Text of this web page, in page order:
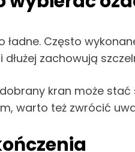
ładne. Często
zachowują
kran może
warto też zwrócić